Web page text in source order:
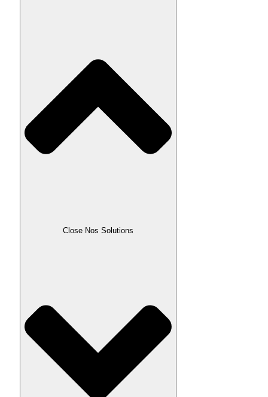
Close Nos Solutions